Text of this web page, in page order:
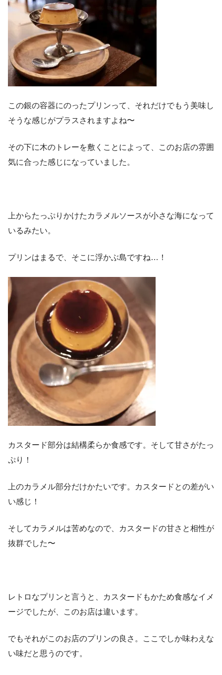
この銀の容器にのったプリンって、それだけでもう美味し
そうな感じがプラスされますよね〜
その下に木のトレーを敷くことによって、このお店の雰囲
気に合った感じになっていました。
上からたっぷりかけたカラメルソースが小さな海になって
いるみたい。
プリンはまるで、そこに浮かぶ島ですね…！
カスタード部分は結構柔らか食感です。そして甘さがたっ
ぷり！
上のカラメル部分だけかたいです。カスタードとの差がい
い感じ！
そしてカラメルは苦めなので、カスタードの甘さと相性が
抜群でした〜
レトロなプリンと言うと、カスタードもかため食感なイメ
ージでしたが、このお店は違います。
でもそれがこのお店のプリンの良さ。ここでしか味わえな
い味だと思うのです。